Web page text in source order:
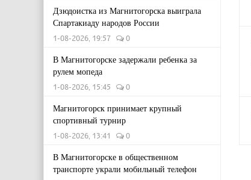
Дзюдоистка из Магнитогорска выиграла
Спартакиаду народов России
1-08-2026, 19:57 0
В Магнитогорске задержали ребенка за
рулем мопеда
1-08-2026, 15:45 0
Магнитогорск принимает крупный
спортивный турнир
1-08-2026, 13:41 0
В Магнитогорске в общественном
транспорте украли мобильный телефон